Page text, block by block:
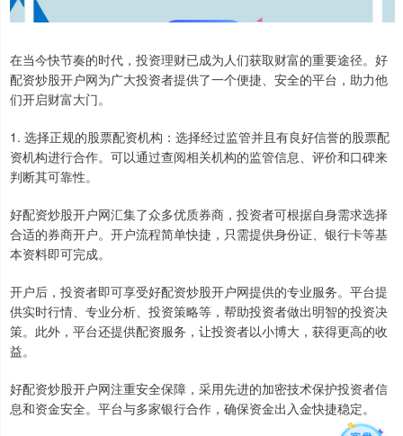
在当今快节奏的时代，投资理财已成为人们获取财富的重要途径。好
配资炒股开户网为广大投资者提供了一个便捷、安全的平台，助力他
们开启财富大门。
1. 选择正规的股票配资机构：选择经过监管并且有良好信誉的股票配
资机构进行合作。可以通过查阅相关机构的监管信息、评价和口碑来
判断其可靠性。
好配资炒股开户网汇集了众多优质券商，投资者可根据自身需求选择
合适的券商开户。开户流程简单快捷，只需提供身份证、银行卡等基
本资料即可完成。
开户后，投资者即可享受好配资炒股开户网提供的专业服务。平台提
供实时行情、专业分析、投资策略等，帮助投资者做出明智的投资决
策。此外，平台还提供配资服务，让投资者以小博大，获得更高的收
益。
好配资炒股开户网注重安全保障，采用先进的加密技术保护投资者信
息和资金安全。平台与多家银行合作，确保资金出入金快捷稳定。